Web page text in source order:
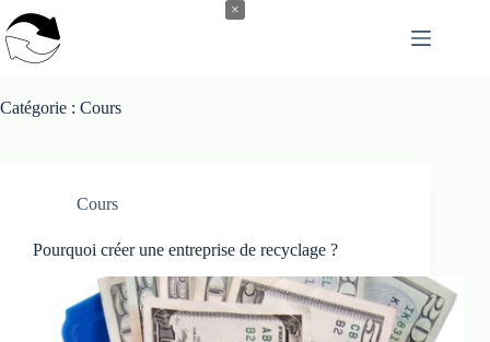
au
contenu
Catégorie : Cours
Cours
Pourquoi créer une entreprise de recyclage ?
×